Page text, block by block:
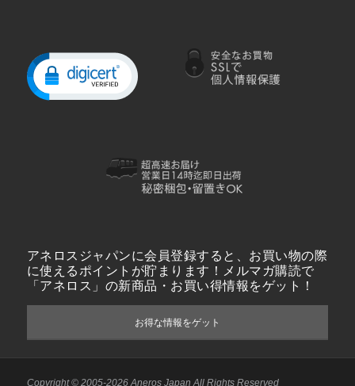
アネロスジャパンに会員登録すると、お買い物の際
に使えるポイントが貯まります！メルマガ購読で
「アネロス」の新商品・お買い得情報をゲット！
お得な情報をゲット
Copyright © 2005-2026 Aneros Japan All Rights Reserved